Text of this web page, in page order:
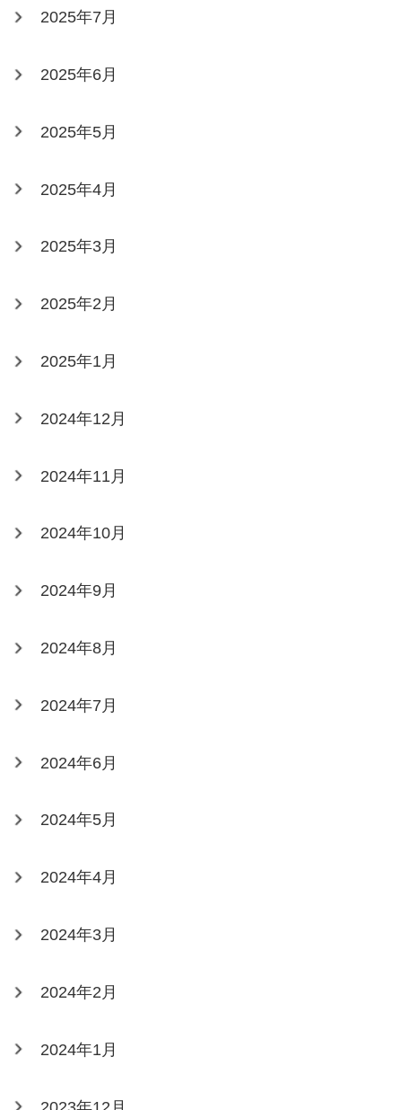
2025年7月
2025年6月
2025年5月
2025年4月
2025年3月
2025年2月
2025年1月
2024年12月
2024年11月
2024年10月
2024年9月
2024年8月
2024年7月
2024年6月
2024年5月
2024年4月
2024年3月
2024年2月
2024年1月